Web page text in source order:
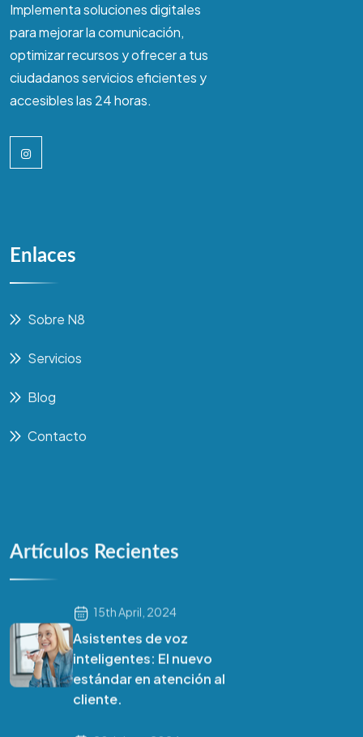
Implementa soluciones digitales
para mejorar la comunicación,
optimizar recursos y ofrecer a tus
ciudadanos servicios eficientes y
accesibles las 24 horas.
Enlaces
Sobre N8
Servicios
Blog
Contacto
Artículos Recientes
15th April, 2024
Asistentes de voz
inteligentes: El nuevo
estándar en atención al
cliente.
Habla con Numi
Agente IA · Numeral8